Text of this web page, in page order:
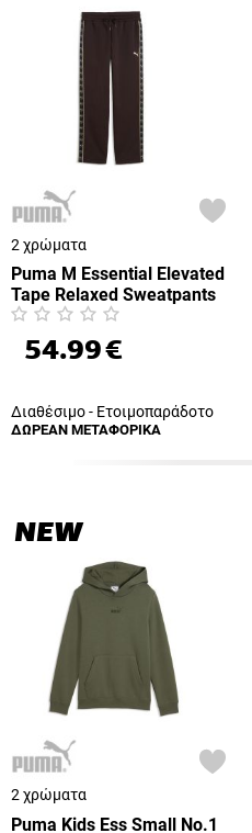
2 χρώματα
Puma M Essential Elevated
Tape Relaxed Sweatpants
FL (694344-33)
54.99€
Διαθέσιμο - Ετοιμοπαράδοτο
ΔΩΡΕΑΝ ΜΕΤΑΦΟΡΙΚΑ
NEW
2 χρώματα
Puma Kids Ess Small No.1